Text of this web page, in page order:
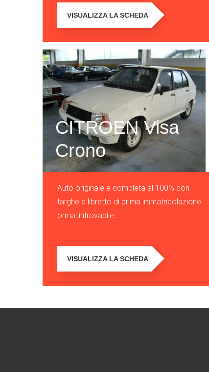
VISUALIZZA LA SCHEDA
CITROEN Visa
Crono
Auto originale e completa al 100% con
targhe e libretto di prima immatricolazione
ormai introvabile...
VISUALIZZA LA SCHEDA